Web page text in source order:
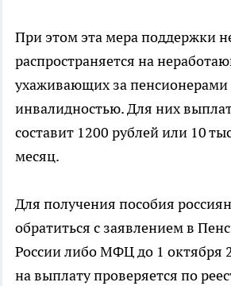
При этом эта мера поддержки
распространяется на
ухаживающих за
инвалидностью. Для них
составит 1200 рублей или 10
месяц.
Для получения пособия
обратиться с заявлением в
России либо МФЦ до 1 октября
на выплату проверяется по